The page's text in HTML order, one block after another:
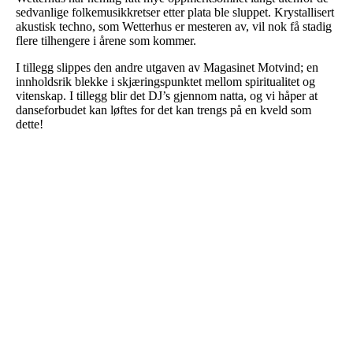
sedvanlige folkemusikkretser etter plata ble sluppet. Krystallisert
akustisk techno, som Wetterhus er mesteren av, vil nok få stadig
flere tilhengere i årene som kommer.
I tillegg slippes den andre utgaven av Magasinet Motvind; en
innholdsrik blekke i skjæringspunktet mellom spiritualitet og
vitenskap. I tillegg blir det DJ’s gjennom natta, og vi håper at
danseforbudet kan løftes for det kan trengs på en kveld som
dette!